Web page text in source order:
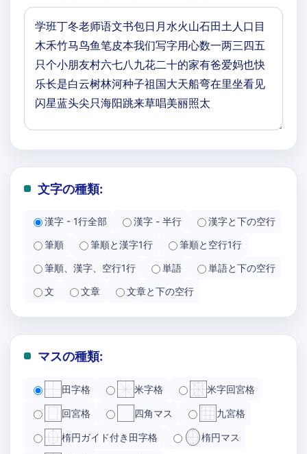
文字の種類:
漢字 - 1行全部 漢字 - 半行
漢字と下の空行
筆順
筆順と漢字1行
筆順と空行1行
筆順、漢字、空行1行
単語
単語と下の空行
文
文章 文章と下の空行
マスの種類:
田字格 米字格 米字回宮格
回宮格 四角マス 九宮格
楕円ガイド付き田字格 楕円マス